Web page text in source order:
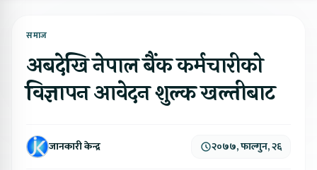
समाज
अबदेखि नेपाल बैंक कर्मचारीको
विज्ञापन आवेदन शुल्क खल्तीबाट
जानकारी केन्द्र २०७७, फाल्गुन, २६